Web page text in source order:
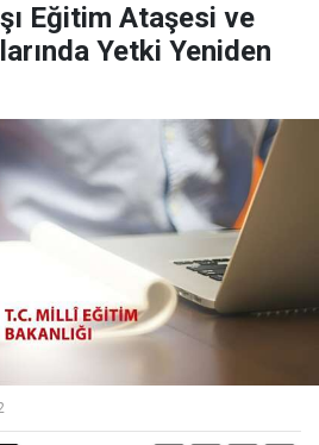
Eğitim Ataşesi ve
Yetki Yeniden